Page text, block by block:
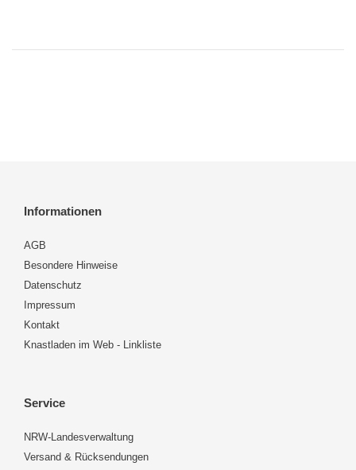
Informationen
AGB
Besondere Hinweise
Datenschutz
Impressum
Kontakt
Knastladen im Web - Linkliste
Service
NRW-Landesverwaltung
Versand & Rücksendungen